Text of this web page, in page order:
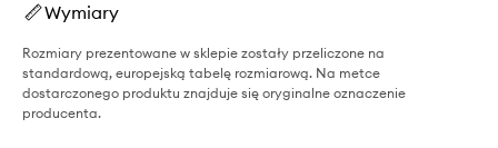
Wymiary
Rozmiary prezentowane w sklepie zostały przeliczone na
standardową, europejską tabelę rozmiarową. Na metce
dostarczonego produktu znajduje się oryginalne oznaczenie
producenta.